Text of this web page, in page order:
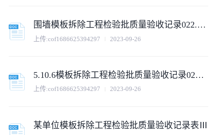
围墙模板拆除工程检验批质量验收记录022.doc
上传:cof1686625394297 2023-09-26
5.10.6模板拆除工程检验批质量验收记录022.doc
上传:cof1686625394297 2023-09-26
某单位模板拆除工程检验批质量验收记录表Ⅲ